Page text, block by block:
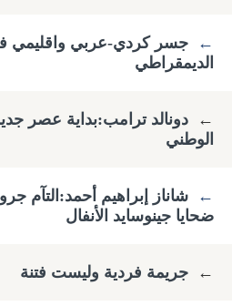
←
جسر كردي-عربي واقليمي
الديمقراطي
←
دونالد ترامب:بداية عصر
الوطني
←
شاناز إبراهيم أحمد:التآم
ضحايا جينوسايد الأنفال
← جريمة فردية وليست فتنة